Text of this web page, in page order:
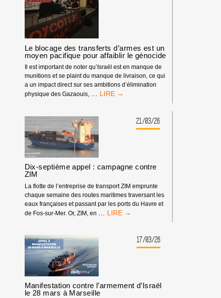
MARSEILLE
CONTRE
L’ARMEMENT
D’ISRAËL
Le blocage des transferts d’armes est un
moyen pacifique pour affaiblir le génocide
Il est important de noter qu’Israël est en manque de
munitions et se plaint du manque de livraison, ce qui
a un impact direct sur ses ambitions d’élimination
physique des Gazaouis, … LE
TRANSFERTS
EST
PACIFIQUE
POUR
AFFAIBLIR
LE
GÉNOCIDE
21/03/26
Dix-septième appel : campagne contre
ZIM
La flotte de l’entreprise de transport ZIM emprunte
chaque semaine des routes maritimes traversant les
eaux françaises et passant par les ports du Havre et
de Fos-sur-Mer. Or, ZIM, en
DIX-
CAMPAGNE
17/03/26
Manifestation contre l’armement d’Israël
le 28 mars à Marseille